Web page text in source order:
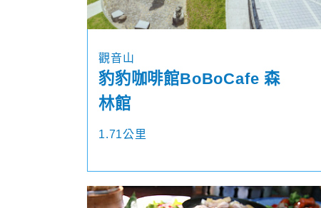
觀音山
豹豹咖啡館BoBoCafe 森
林館
1.71公里